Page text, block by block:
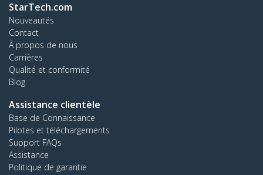
StarTech.com
Nouveautés
Contact
À propos de nous
Carrières
Qualité et conformité
Blog
Assistance clientèle
Base de Connaissance
Pilotes et téléchargements
Support FAQs
Assistance
Politique de garantie